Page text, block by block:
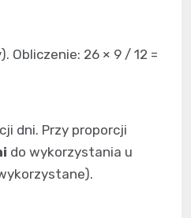
Obliczenie: 26 × 9 / 12 =
dni. Przy proporcji
do wykorzystania u